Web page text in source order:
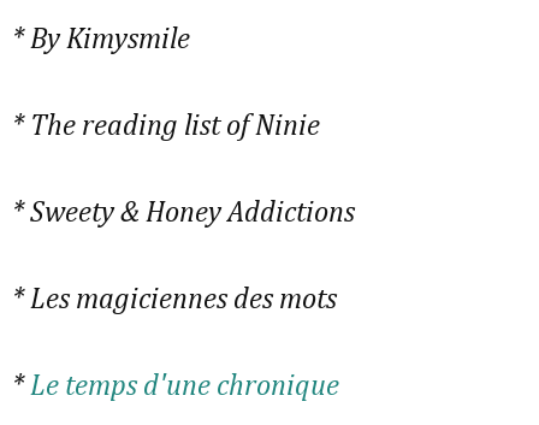
* By Kimysmile
* The reading list of Ninie
* Sweety & Honey Addictions
* Les magiciennes des mots
*Le temps d'une chronique